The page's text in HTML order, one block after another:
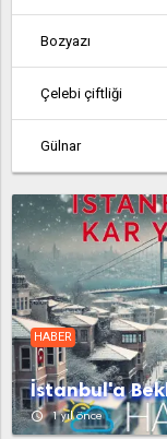
Bozyazı
Çelebi çiftliği
Gülnar
Kargıcak
Mut
Taşucu
Yenice
HABER
İstanbul'a
access_time 1 yıl önce